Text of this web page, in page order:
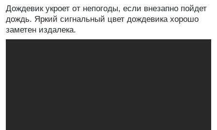
Дождевик укроет от непогоды, если внезапно пойдет
дождь. Яркий сигнальный цвет дождевика хорошо
заметен издалека.